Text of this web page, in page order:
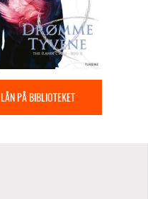
LÅN PÅ BIBLIOTEKET